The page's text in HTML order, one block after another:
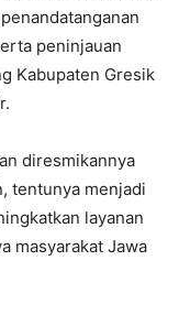
peninjauan
Kabupaten Gresik
diresmikannya
tentunya menjadi
layanan
masyarakat Jawa